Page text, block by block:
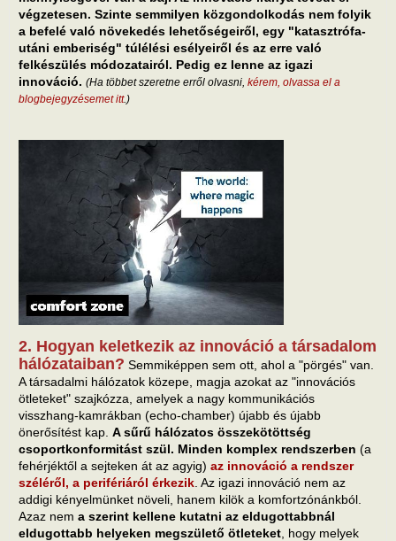
végzetesen. Szinte semmilyen közgondolkodás nem folyik
a befelé való növekedés lehetőségeiről, egy "katasztrófa-
utáni emberiség" túlélési esélyeiről és az erre való
felkészülés módozatairól. Pedig ez lenne az igazi
innováció. (Ha többet szeretne erről olvasni, kérem, olvassa el a
blogbejegyzésemet itt.)
2. Hogyan keletkezik az innováció a társadalom
hálózataiban? Semmiképpen sem ott, ahol a "pörgés" van.
A társadalmi hálózatok közepe, magja azokat az "innovációs
ötleteket" szajkózza, amelyek a nagy kommunikációs
visszhang-kamrákban (echo-chamber) újabb és újabb
önerősítést kap. A sűrű hálózatos összekötöttség
csoportkonformitást szül. Minden komplex rendszerben (a
fehérjéktől a sejteken át az agyig) az innováció a rendszer
széléről, a perifériáról érkezik . Az igazi innováció nem az
addigi kényelmünket növeli, hanem kilök a komfortzónánkból.
Azaz nem a szerint kellene kutatni az eldugottabbnál
eldugottabb helyeken megszülető ötleteket , hogy melyek